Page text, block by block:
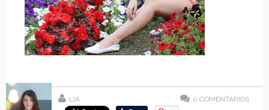
LIA 0 COMENTÁRIOS